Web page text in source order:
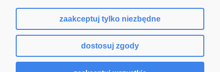
Sklep internetowy Shoper.pl
zaakceptuj tylko niezbędne
dostosuj zgody